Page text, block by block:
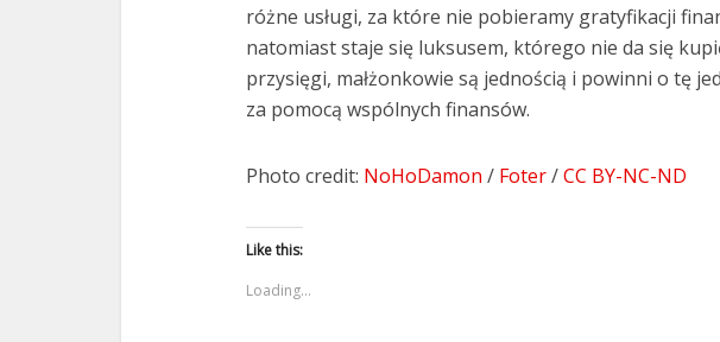
różne usługi, za które nie pobieramy gratyfikacji
natomiast staje się luksusem, którego nie da się
przysięgi, małżonkowie są jednością i powinni o tę
za pomocą wspólnych finansów.
Photo credit: NoHoDamon / Foter/CC BY-NC-ND
Like this:
Loading...